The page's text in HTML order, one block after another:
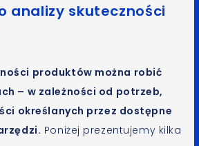
analizy skuteczności
produktów można robić
– w zależności od potrzeb,
określanych przez dostępne
Poniżej prezentujemy kilka